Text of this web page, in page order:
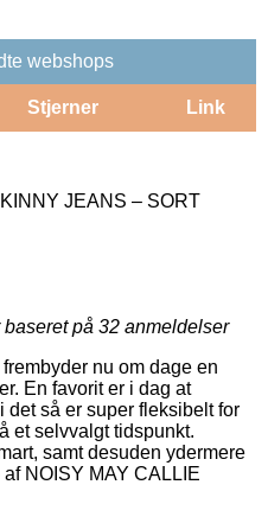
webshops
Stjerner Link
JEANS – SORT
på 32 anmeldelser
nu om dage en
En favorit er i dag at
det så er super fleksibelt for
et selvvalgt tidspunkt.
samt desuden ydermere
NOISY MAY CALLIE